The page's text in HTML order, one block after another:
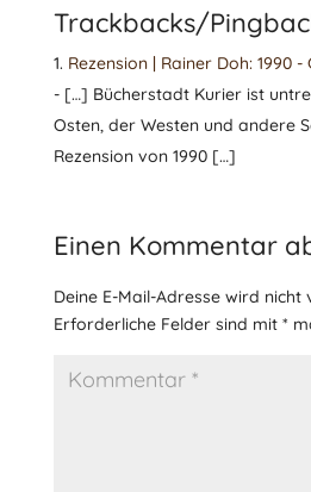
Trackbacks/
Rezension | Rainer Doh: 1990
- […] Bücherstadt Kurier ist
Osten, der Westen und andere
Rezension von 1990 […]
Einen Kommentar
Deine E-Mail-Adresse wird nicht
Erforderliche Felder sind mit *